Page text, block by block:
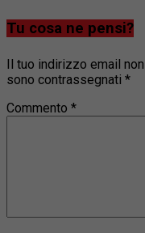
Tu cosa ne pensi?
Il tuo indirizzo email
sono contrassegnati *
Commento *